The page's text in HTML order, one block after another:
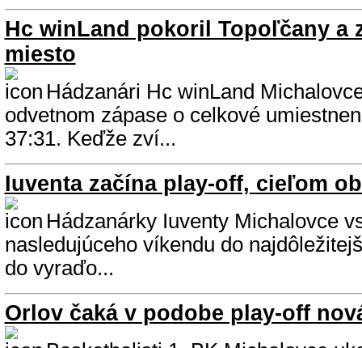
Hc winLand pokoril Topoľčany a
miesto
Hádzanári Hc winLand
odvetnom zápase o celkové
37:31. Keďže zví...
Iuventa začína play-off, cieľom
Hádzanárky Iuventy Michalovce
nasledujúceho víkendu do
do vyraďo...
Orlov čaká v podobe play-off